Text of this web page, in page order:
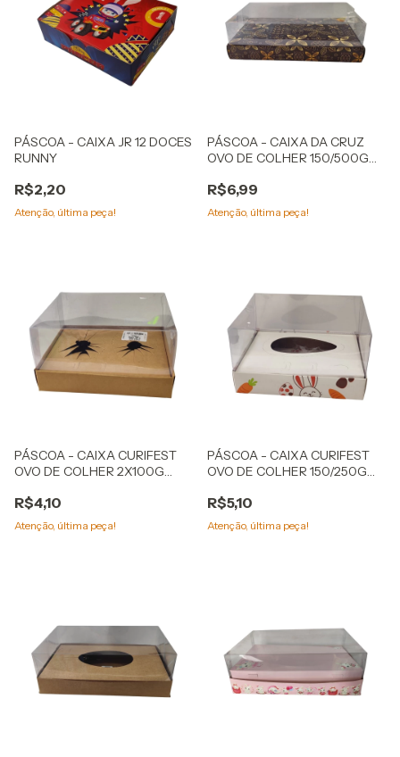
PÁSCOA - CAIXA JR 12 DOCES
RUNNY
R$2,20
Atenção, última peça!
PÁSCOA - CAIXA DA CRUZ
OVO DE COLHER 150/500G
R$6,99
Atenção, última peça!
PÁSCOA - CAIXA CURIFEST
OVO DE COLHER 2X100G
R$4,10
Atenção, última peça!
PÁSCOA - CAIXA CURIFEST
OVO DE COLHER 150/250G
R$5,10
Atenção, última peça!